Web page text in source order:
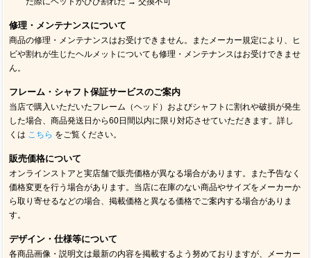
修理・メンテナンスについて
商品の修理・メンテナンスはお受けできません。またメーカー規定により、ヒ
ビや割れが生じたヘルメットについても修理・メンテナンスはお受けできませ
ん。
フレーム・シャフト保証サービスのご案内
当店で購入いただいたフレーム（ヘッド）およびシャフトに割れや破損が発生
した場合、商品発送日から60日間以内に限り対応させていただきます。詳し
くは こちら をご覧ください。
販売価格について
オンラインストアと実店舗で販売価格が異なる場合があります。また予告なく
価格変更を行う場合があります。当店に在庫のない商品やサイズをメーカーか
ら取り寄せるなどの場合、掲載価格と異なる価格でご案内する場合がありま
す。
デザイン・仕様等について
各商品画像・説明文は最新の内容を掲載するよう努めておりますが、メーカー